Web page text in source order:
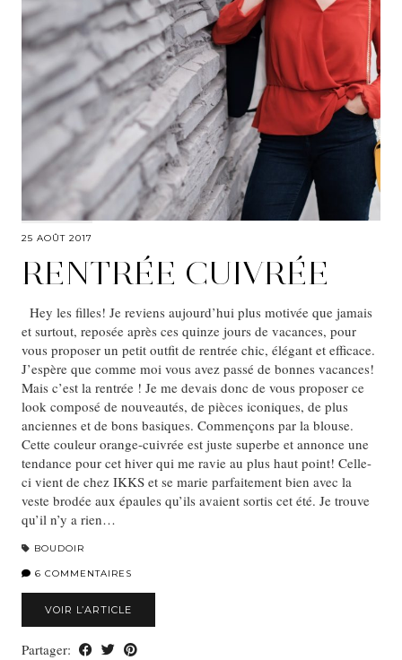
25 AOÛT 2017
RENTRÉE CUIVRÉE
Hey les filles! Je reviens aujourd’hui plus motivée que jamais
et surtout, reposée après ces quinze jours de vacances, pour
vous proposer un petit outfit de rentrée chic, élégant et efficace.
J’espère que comme moi vous avez passé de bonnes vacances!
Mais c’est la rentrée ! Je me devais donc de vous proposer ce
look composé de nouveautés, de pièces iconiques, de plus
anciennes et de bons basiques. Commençons par la blouse.
Cette couleur orange-cuivrée est juste superbe et annonce une
tendance pour cet hiver qui me ravie au plus haut point! Celle-
ci vient de chez IKKS et se marie parfaitement bien avec la
veste brodée aux épaules qu’ils avaient sortis cet été. Je trouve
qu’il n’y a rien…
BOUDOIR
6 COMMENTAIRES
VOIR L’ARTICLE
Partager: